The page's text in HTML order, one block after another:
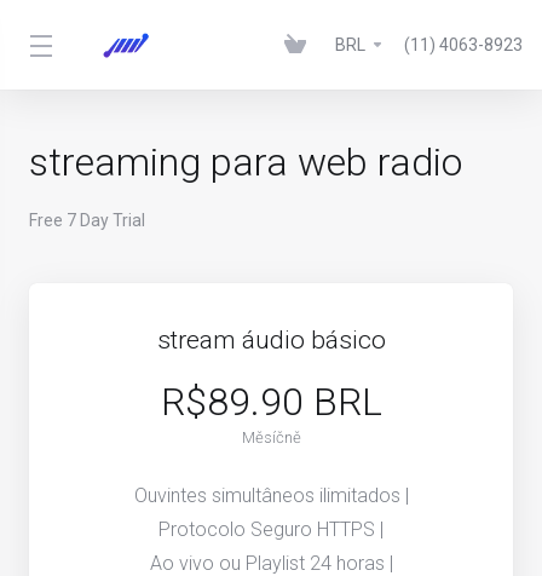
BRL (11) 4063-8923
streaming para web radio
Free 7 Day Trial
stream áudio básico
R$89.90 BRL
Měsíčně
Ouvintes simultâneos ilimitados |
Protocolo Seguro HTTPS |
Ao vivo ou Playlist 24 horas |